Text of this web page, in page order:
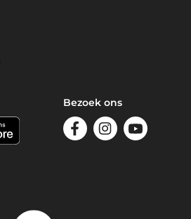
Bezoek ons